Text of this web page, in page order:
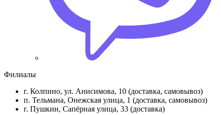
Филиалы
г. Колпино, ул. Анисимова, 10 (доставка, самовывоз)
п. Тельмана, Онежская улица, 1 (доставка, самовывоз)
г. Пушкин, Сапёрная улица, 33 (доставка)